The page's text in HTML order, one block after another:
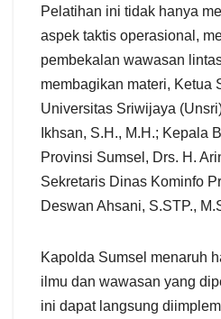
​Pelatihan ini tidak hanya
aspek taktis operasional,
pembekalan wawasan
membagikan materi, Ketua
Universitas Sriwijaya
Ikhsan, S.H., M.H.; Kepala
Provinsi Sumsel, Drs. H.
Sekretaris Dinas Kominfo
Deswan Ahsani, S.STP.,
​Kapolda Sumsel menaruh
ilmu dan wawasan yang
ini dapat langsung